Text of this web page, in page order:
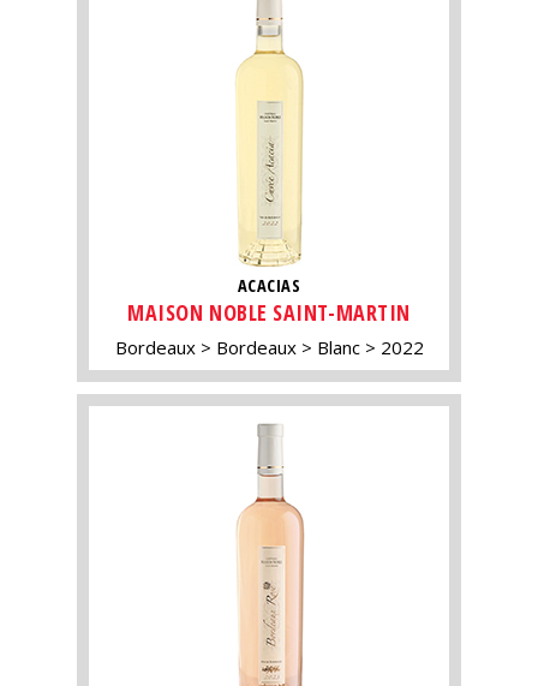
ACACIAS
MAISON NOBLE SAINT-MARTIN
Bordeaux Bordeaux Blanc 2022